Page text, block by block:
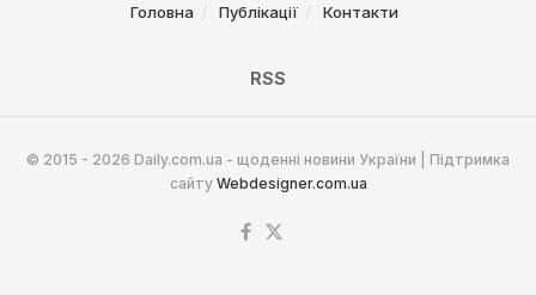
Головна Публікації Контакти
RSS
© 2015 - 2026 Daily.com.ua - щоденні новини України | Підтримка
сайту Webdesigner.com.ua